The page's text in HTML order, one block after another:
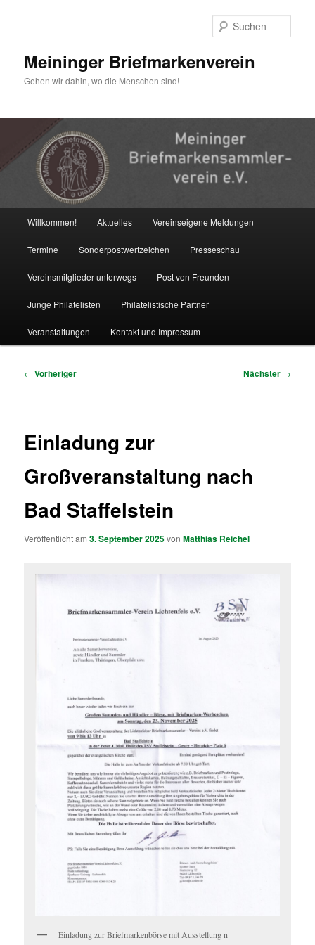
Meininger Briefmarkenverein
Gehen wir dahin, wo die Menschen sind!
Willkommen! Aktuelles Vereinseigene Meldungen
Termine Sonderpostwertzeichen Presseschau
Vereinsmitglieder unterwegs Post von Freunden
Junge Philatelisten Philatelistische Partner
Veranstaltungen Kontakt und Impressum
Beitragsnavigation
← Vorheriger Nächster →
Einladung zur
Großveranstaltung nach
Bad Staffelstein
Veröffentlicht am3. September 2025vonMatthias Reichel
Einladung zur Briefmarkenbörse mit Ausstellung n